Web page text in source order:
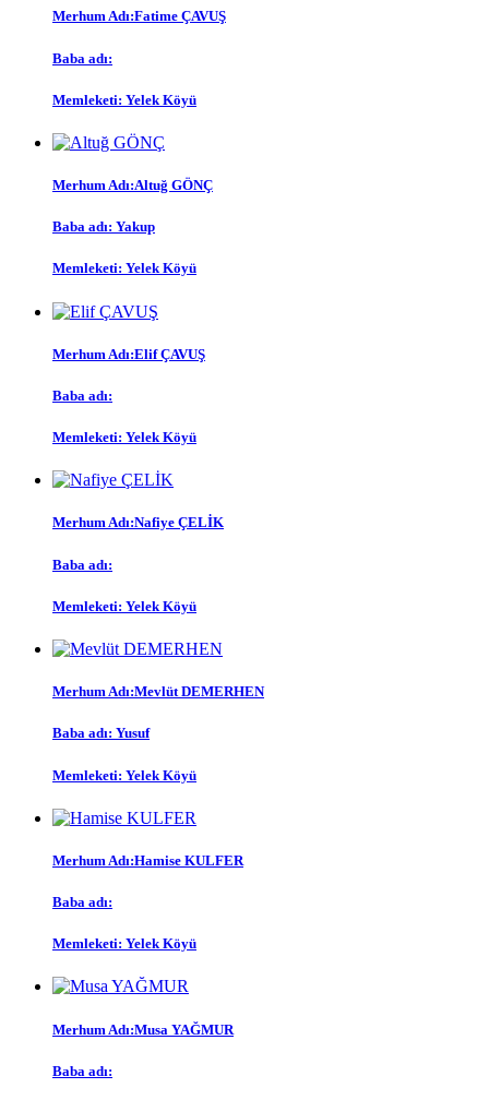
Merhum Adı:Fatime ÇAVUŞ
Baba adı:
Memleketi: Yelek Köyü
Merhum Adı:Altuğ GÖNÇ
Baba adı: Yakup
Memleketi: Yelek Köyü
Merhum Adı:Elif ÇAVUŞ
Baba adı:
Memleketi: Yelek Köyü
Merhum Adı:Nafiye ÇELİK
Baba adı:
Memleketi: Yelek Köyü
Merhum Adı:Mevlüt DEMERHEN
Baba adı: Yusuf
Memleketi: Yelek Köyü
Merhum Adı:Hamise KULFER
Baba adı:
Memleketi: Yelek Köyü
Merhum Adı:Musa YAĞMUR
Baba adı: